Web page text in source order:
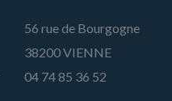
56 rue de Bourgogne
38200 VIENNE
04 74 85 36 52